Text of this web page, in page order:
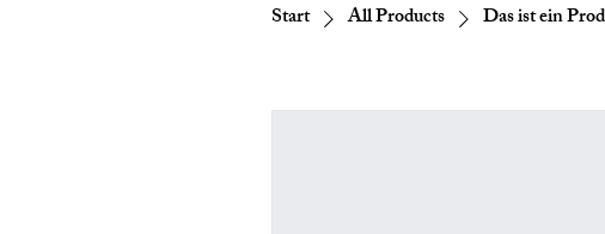
Start All Products Das ist ein